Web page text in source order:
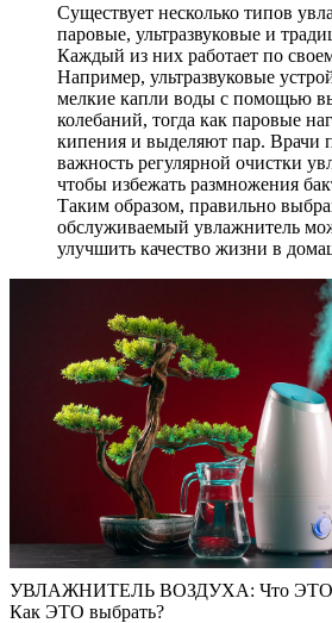
Существует несколько типов
паровые, ультразвуковые и
Каждый из них работает по
Например, ультразвуковые
мелкие капли воды с помощью
колебаний, тогда как паровые
кипения и выделяют пар. Врачи
важность регулярной очистки
чтобы избежать размножения
Таким образом, правильно
обслуживаемый увлажнитель
улучшить качество жизни в
УВЛАЖНИТЕЛЬ ВОЗДУХА: Что ЭТО?
Как ЭТО выбрать?